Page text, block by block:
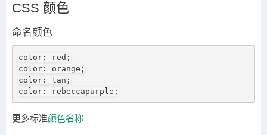
CSS 颜色
命名颜色
color: red;
color: orange;
color: tan;
color: rebeccapurple;
更多标准颜色名称